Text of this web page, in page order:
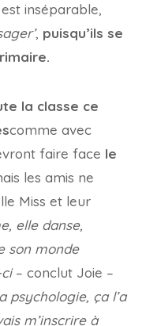
inséparable,
, puisqu’ils se
la classe ce
comme avec
faire face le
les amis ne
Miss et leur
elle danse,
son monde
– conclut Joie –
psychologie, ça l’a
m’inscrire à